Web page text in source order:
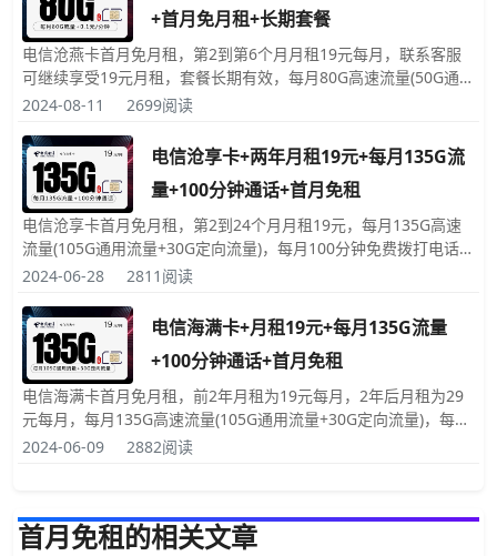
+首月免月租+长期套餐
电信沧燕卡首月免月租，第2到第6个月月租19元每月，联系客服
可继续享受19元月租，套餐长期有效，每月80G高速流量(50G通用
流量+30G定向流量)，拨打电话0.1元每分钟，发送短信彩信0.1元
2024-08-11 2699阅读
电信沧享卡+两年月租19元+每月135G流
量+100分钟通话+首月免租
电信沧享卡首月免月租，第2到24个月月租19元，每月135G高速
流量(105G通用流量+30G定向流量)，每月100分钟免费拨打电话时
长，发送短信0.1元每条，赠送来电显示，激活时必须充值50元话
2024-06-28 2811阅读
电信海满卡+月租19元+每月135G流量
+100分钟通话+首月免租
电信海满卡首月免月租，前2年月租为19元每月，2年后月租为29
元每月，每月135G高速流量(105G通用流量+30G定向流量)，每月
100分钟免费拨打电话时长，发送短信0.1元每分钟，首充50元话
2024-06-09 2882阅读
首月免租的相关文章